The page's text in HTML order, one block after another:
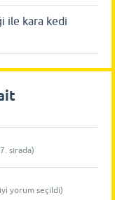
ile kara kedi
. sırada)
yorum seçildi)